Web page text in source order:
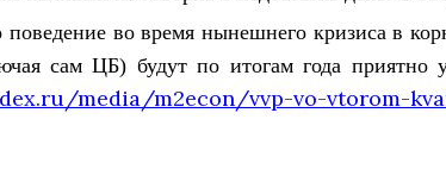
во время нынешнего кризиса в
сам ЦБ) будут по итогам года приятно
media/m2econ/vvp-vo-vtorom-